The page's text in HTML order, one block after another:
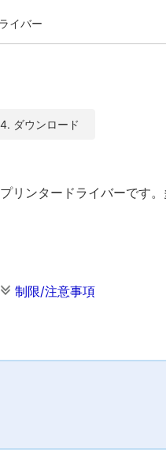
イバー
4. ダウンロード
ンタードライバーです
制限/注意事項